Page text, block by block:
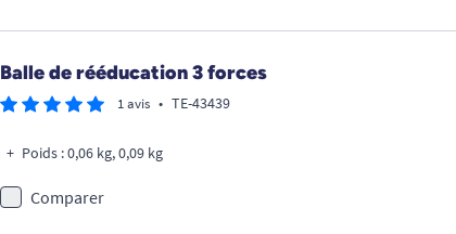
Balle de rééducation 3 forces
1 avis • TE-43439
Poids : 0,06 kg, 0,09 kg
Comparer